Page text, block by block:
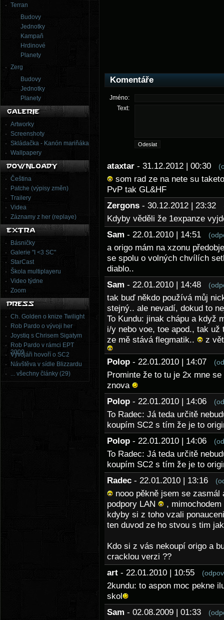
Terran
Budovy
Jednotky
Kampaň
Hrdinové
Planety
Zerg
Budovy
Jednotky
Planety
Artworky
Screenshoty
Skládačka - Kanón mariňáka
Wallpapery
Čeština
Patche (výpisy změn)
Trailery
Videa
Záznamy z her (replaye)
Básničky
Galerie "I <3 SC"
StarCast
Škola multiplayeru
Video týdne
Zoom
Ch. Golden o knize Twilight
Rob Pardo o vývoji her
Joystiq s Chrisem Sigatym
Rob Pardo v rámci EPT
2009
Vývojáři hovoří o SC2
Návštěva v sídle Blizzardu
... všechny články (29)
Komentáře
Jméno:
Text:
ataxtar - 31.12.2012 | 00:30
som rad ze na nete su
PvP tak GL&HF
Zergons - 30.12.2012 | 23:32
Kdyby věděli že 1expanze
Sam - 22.01.2010 | 14:51
a origo mám na xzonu
se spolu o volných chvílích
diablo..
Sam - 22.01.2010 | 14:48
tak buď někdo používá můj
stejný.. ale nevadí, dokud to
To Kundu: jinak chápu a když
i/y nebo voe, toe apod., tak
ze mě stává flegmatik..
z
Polop - 22.01.2010 | 14:07
Prominte že to tu je 2x mne
znova
Polop - 22.01.2010 | 14:06
To Radec: Já teda určitě
koupím SC2 s tím že je to
Polop - 22.01.2010 | 14:06
To Radec: Já teda určitě
koupím SC2 s tím že je to
Radec - 22.01.2010 | 13:16
nooo pěkně jsem se
podpory LAN
,
kdyby si z toho vzali
ten duvod ze ho stvou s tim
Kdo si z vás nekoupí origo a
cracklou verzi ??
art - 22.01.2010 | 10:55
2kundu: to aspon moc pekne
skol
Sam - 02.08.2009 | 01:33